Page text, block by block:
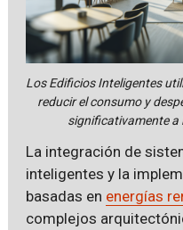
Los Edificios Inteligentes
reducir el consumo y
significativamente a
La integración de
inteligentes y la
basadas en energías
complejos